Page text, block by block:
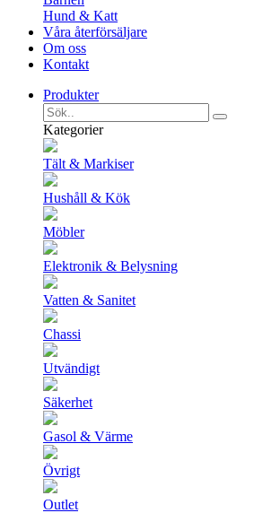
Hund & Katt
Våra återförsäljare
Om oss
Kontakt
Produkter
Kategorier
Tält & Markiser
Hushåll & Kök
Möbler
Elektronik & Belysning
Vatten & Sanitet
Chassi
Utvändigt
Säkerhet
Gasol & Värme
Övrigt
Outlet